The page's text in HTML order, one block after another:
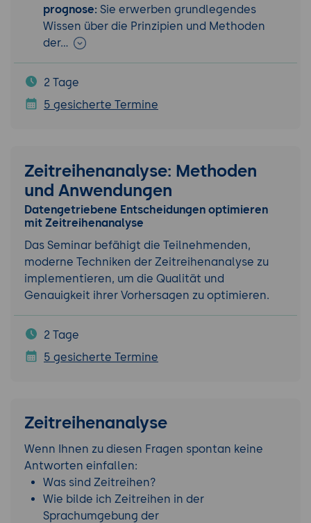
prognose: Sie erwerben grundlegendes
Wissen über die Prinzipien und Methoden
der…
2 Tage
5 gesicherte Termine
Zeitreihenanalyse: Methoden
und Anwendungen
Datengetriebene Entscheidungen optimieren
mit Zeitreihenanalyse
Das Seminar befähigt die Teilnehmenden,
moderne Techniken der Zeitreihenanalyse zu
implementieren, um die Qualität und
Genauigkeit ihrer Vorhersagen zu optimieren.
2 Tage
5 gesicherte Termine
Zeitreihenanalyse
Wenn Ihnen zu diesen Fragen spontan keine
Antworten einfallen:
Was sind Zeitreihen?
Wie bilde ich Zeitreihen in der
Sprachumgebung der